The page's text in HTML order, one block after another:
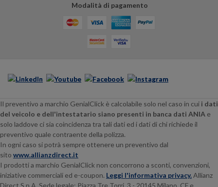
Modalità di pagamento
Il preventivo a marchio GenialClick è calcolabile solo nel caso in cui i dati
del veicolo e dell'intestatario siano presenti in banca dati ANIA e
solo laddove ci sia coincidenza tra tali dati ed i dati di chi richiede il
preventivo quale contraente della polizza.
In ogni caso si potrà sempre ottenere un preventivo dal
sito www.allianzdirect.it
I prodotti a marchio GenialClick non concorrono a sconti, convenzioni,
iniziative commerciali ed e-coupon. Leggi l'informativa privacy.Allianz
Direct S.p.A. Sede legale: Piazza Tre Torri, 3 - 20145 Milano, CF e